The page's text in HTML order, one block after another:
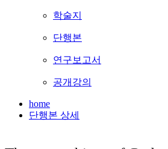
학술지
단행본
연구보고서
공개강의
home
단행본 상세